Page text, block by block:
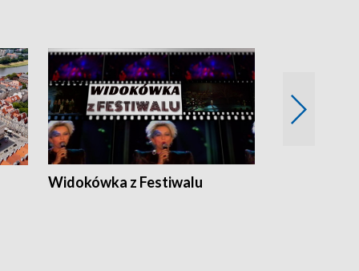
Widokówka z Festiwalu